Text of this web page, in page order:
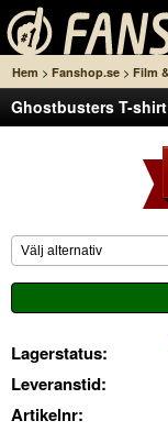
Hem > Fanshop.se > Film
Gonna Call Dam
Ghostbusters T-
Lagerstatus:
Leveranstid:
Artikelnr: